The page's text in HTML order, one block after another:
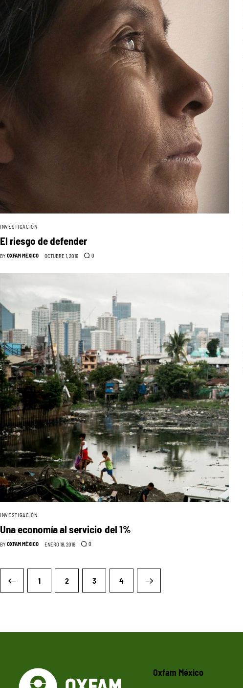
INVESTIGACIÓN
El riesgo de defender
BY OXFAM MÉXICO OCTUBRE 1, 2016 0
INVESTIGACIÓN
Una economía al servicio del 1%
BY OXFAM MÉXICO ENERO 18, 2016 0
1 2 3 4
Oxfam México